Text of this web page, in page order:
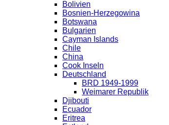
Bolivien
Bosnien-Herzegowina
Botswana
Bulgarien
Cayman Islands
Chile
China
Cook Inseln
Deutschland
BRD 1949-1999
Weimarer Republik
Djibouti
Ecuador
Eritrea